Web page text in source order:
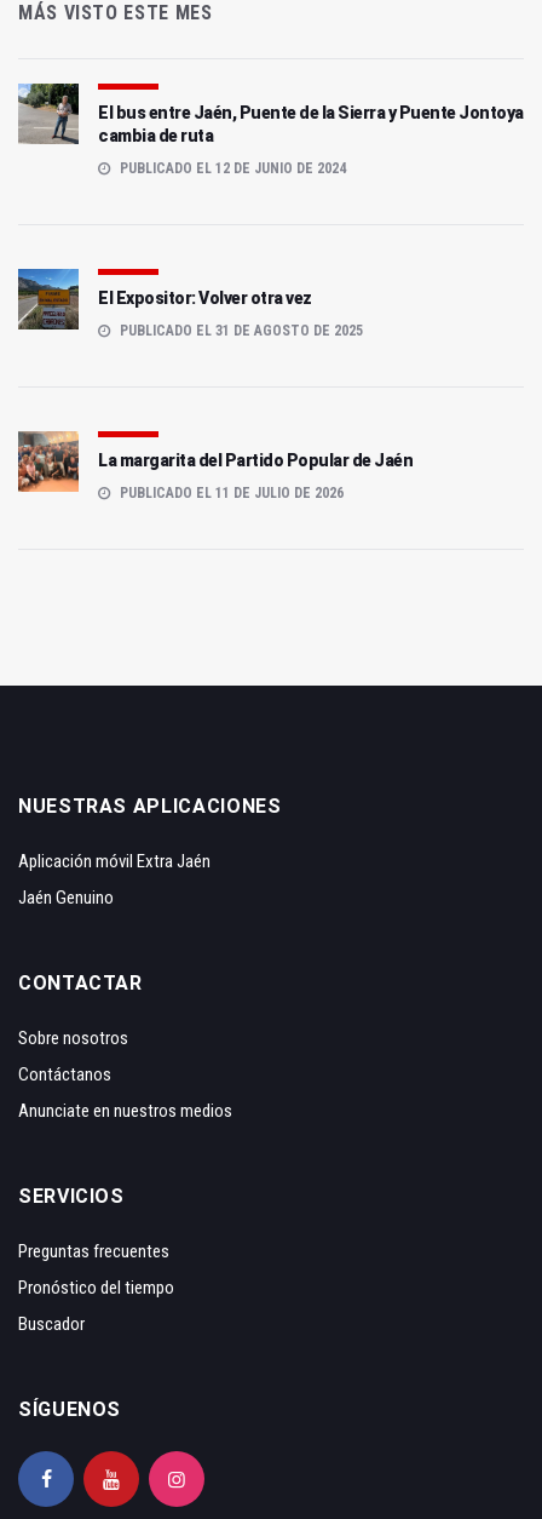
MÁS VISTO ESTE MES
El bus entre Jaén, Puente de la Sierra y Puente Jontoya
cambia de ruta
PUBLICADO EL 12 DE JUNIO DE 2024
El Expositor: Volver otra vez
PUBLICADO EL 31 DE AGOSTO DE 2025
La margarita del Partido Popular de Jaén
PUBLICADO EL 11 DE JULIO DE 2026
NUESTRAS APLICACIONES
Aplicación móvil Extra Jaén
Jaén Genuino
CONTACTAR
Sobre nosotros
Contáctanos
Anunciate en nuestros medios
SERVICIOS
Preguntas frecuentes
Pronóstico del tiempo
Buscador
SÍGUENOS